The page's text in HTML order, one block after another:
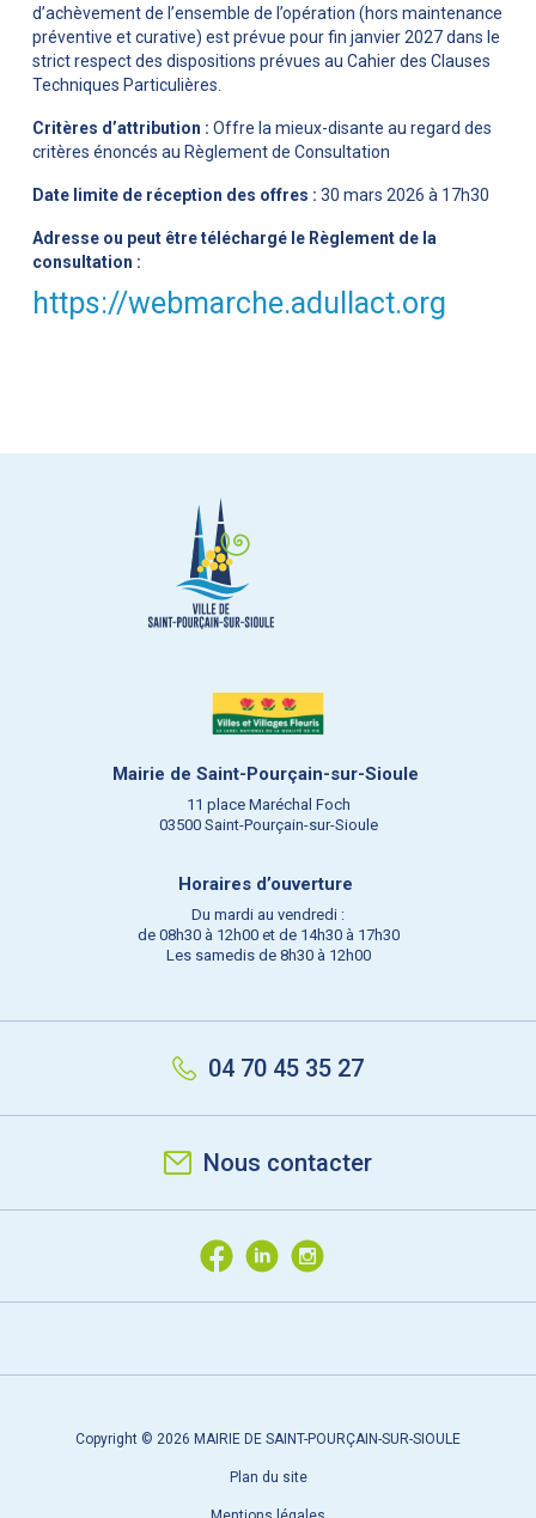
d’achèvement de l’ensemble de l’opération (hors maintenance
préventive et curative) est prévue pour fin janvier 2027 dans le
strict respect des dispositions prévues au Cahier des Clauses
Techniques Particulières.
Critères d’attribution : Offre la mieux-disante au regard des
critères énoncés au Règlement de Consultation
Date limite de réception des offres : 30 mars 2026 à 17h30
Adresse ou peut être téléchargé le Règlement de la
consultation :
https://webmarche.adullact.org
Mairie de Saint-Pourçain-sur-Sioule
11 place Maréchal Foch
03500 Saint-Pourçain-sur-Sioule
Horaires d’ouverture
Du mardi au vendredi :
de 08h30 à 12h00 et de 14h30 à 17h30
Les samedis de 8h30 à 12h00
04 70 45 35 27
Nous contacter
Copyright © 2026 MAIRIE DE SAINT-POURÇAIN-SUR-SIOULE
Plan du site